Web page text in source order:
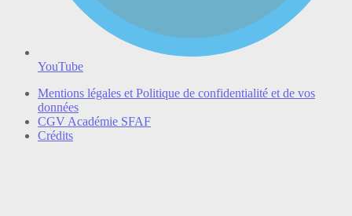
YouTube
Mentions légales et Politique de confidentialité et de vos
données
CGV Académie SFAF
Crédits